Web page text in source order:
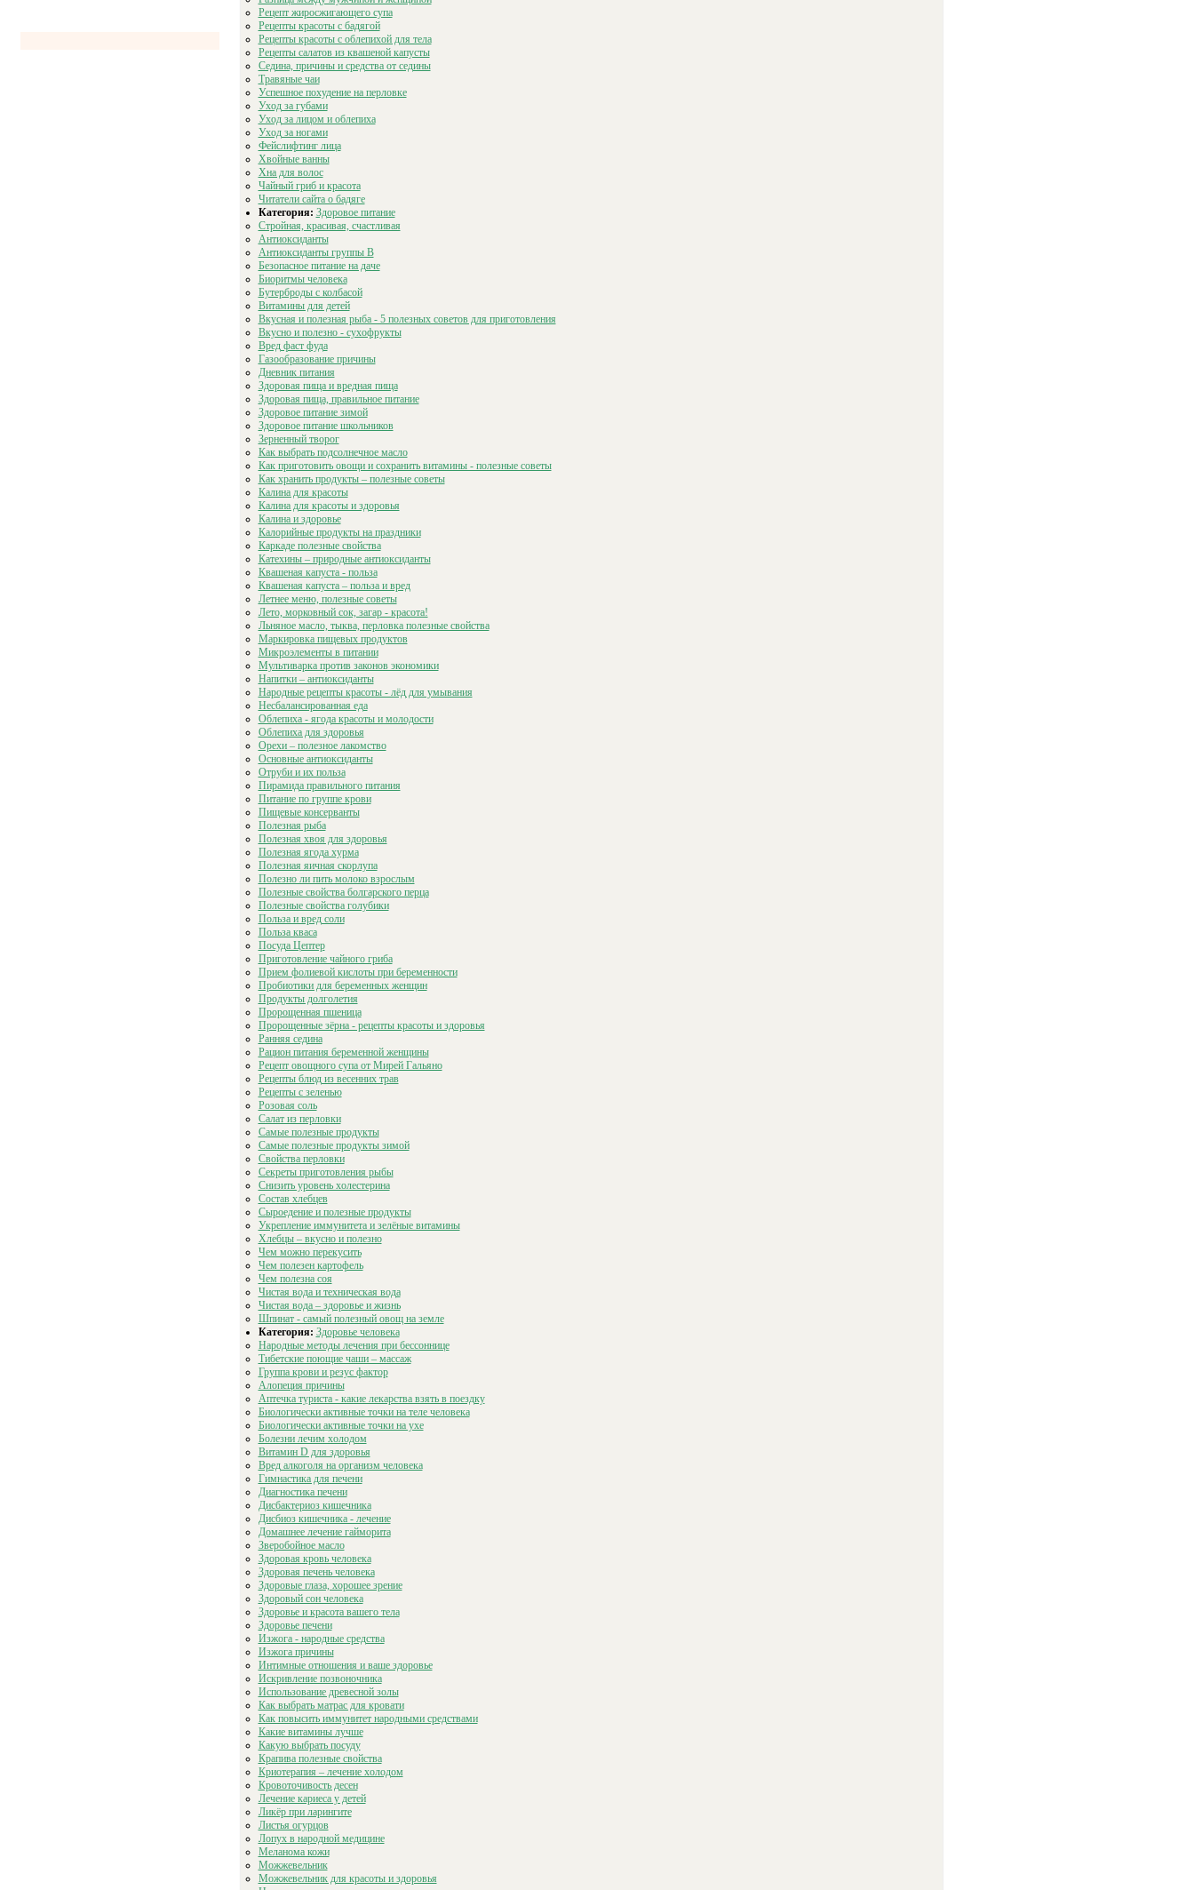
Рецепт жиросжигающего супа
Рецепты красоты с бадягой
Рецепты красоты с облепихой для тела
Рецепты салатов из квашеной капусты
Седина, причины и средства от седины
Травяные чаи
Успешное похудение на перловке
Уход за губами
Уход за лицом и облепиха
Уход за ногами
Фейслифтинг лица
Хвойные ванны
Хна для волос
Чайный гриб и красота
Читатели сайта о бадяге
Категория: Здоровое питание
Cтройная, красивая, счастливая
Антиоксиданты
Антиоксиданты группы В
Безопасное питание на даче
Биоритмы человека
Бутерброды с колбасой
Витамины для детей
Вкусная и полезная рыба - 5 полезных советов для приготовления
Вкусно и полезно - сухофрукты
Вред фаст фуда
Газообразование причины
Дневник питания
Здоровая пища и вредная пища
Здоровая пища, правильное питание
Здоровое питание зимой
Здоровое питание школьников
Зерненный творог
Как выбрать подсолнечное масло
Как приготовить овощи и сохранить витамины - полезные советы
Как хранить продукты – полезные советы
Калина для красоты
Калина для красоты и здоровья
Калина и здоровье
Калорийные продукты на праздники
Каркаде полезные свойства
Катехины – природные антиоксиданты
Квашеная капуста - польза
Квашеная капуста – польза и вред
Летнее меню, полезные советы
Лето, морковный сок, загар - красота!
Льняное масло, тыква, перловка полезные свойства
Маркировка пищевых продуктов
Микроэлементы в питании
Мультиварка против законов экономики
Напитки – антиоксиданты
Народные рецепты красоты - лёд для умывания
Несбалансированная еда
Облепиха - ягода красоты и молодости
Облепиха для здоровья
Орехи – полезное лакомство
Основные антиоксиданты
Отруби и их польза
Пирамида правильного питания
Питание по группе крови
Пищевые консерванты
Полезная рыба
Полезная хвоя для здоровья
Полезная ягода хурма
Полезная яичная скорлупа
Полезно ли пить молоко взрослым
Полезные свойства болгарского перца
Полезные свойства голубики
Польза и вред соли
Польза кваса
Посуда Цептер
Приготовление чайного гриба
Прием фолиевой кислоты при беременности
Пробиотики для беременных женщин
Продукты долголетия
Пророщенная пшеница
Пророщенные зёрна - рецепты красоты и здоровья
Ранняя седина
Рацион питания беременной женщины
Рецепт овощного супа от Мирей Гальяно
Рецепты блюд из весенних трав
Рецепты с зеленью
Розовая соль
Салат из перловки
Самые полезные продукты
Самые полезные продукты зимой
Свойства перловки
Секреты приготовления рыбы
Снизить уровень холестерина
Состав хлебцев
Сыроедение и полезные продукты
Укрепление иммунитета и зелёные витамины
Хлебцы – вкусно и полезно
Чем можно перекусить
Чем полезен картофель
Чем полезна соя
Чистая вода и техническая вода
Чистая вода – здоровье и жизнь
Шпинат - самый полезный овощ на земле
Категория: Здоровье человека
Народные методы лечения при бессоннице
Тибетские поющие чаши – массаж
Группа крови и резус фактор
Алопеция причины
Аптечка туриста - какие лекарства взять в поездку
Биологически активные точки на теле человека
Биологически активные точки на ухе
Болезни лечим холодом
Витамин D для здоровья
Вред алкоголя на организм человека
Гимнастика для печени
Диагностика печени
Дисбактериоз кишечника
Дисбиоз кишечника - лечение
Домашнее лечение гайморита
Зверобойное масло
Здоровая кровь человека
Здоровая печень человека
Здоровые глаза, хорошее зрение
Здоровый сон человека
Здоровье и красота вашего тела
Здоровье печени
Изжога - народные средства
Изжога причины
Интимные отношения и ваше здоровье
Искривление позвоночника
Использование древесной золы
Как выбрать матрас для кровати
Как повысить иммунитет народными средствами
Какие витамины лучше
Какую выбрать посуду
Крапива полезные свойства
Криотерапия – лечение холодом
Кровоточивость десен
Лечение кариеса у детей
Ликёр при ларингите
Листья огурцов
Лопух в народной медицине
Меланома кожи
Можжевельник
Можжевельник для красоты и здоровья